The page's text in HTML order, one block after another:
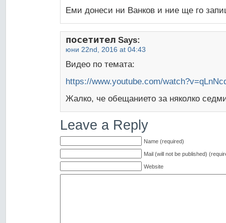
Еми донеси ни Ванков и ние ще го
посетител Says:
юни 22nd, 2016 at 04:43
Видео по темата:
https://www.youtube.com/
Жалко, че обещанието за няколко
Leave a Reply
Name (required)
Mail (will not be published)
Website